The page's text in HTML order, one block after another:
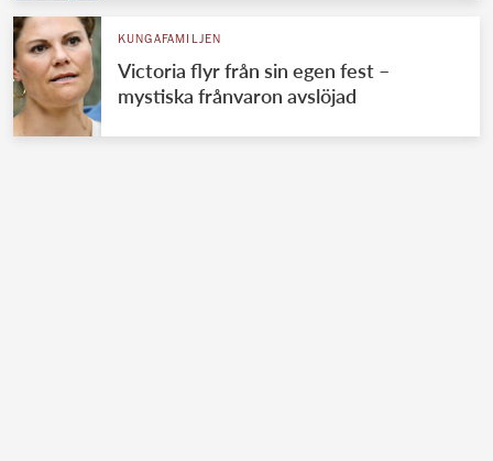
KUNGAFAMILJEN
Victoria flyr från sin egen fest –
mystiska frånvaron avslöjad